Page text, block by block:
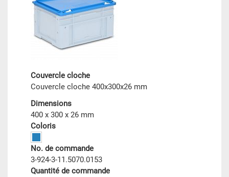
Couvercle cloche
Couvercle cloche 400x300x26 mm
Dimensions
400 x 300 x 26 mm
Coloris
No. de commande
3-924-3-11.5070.0153
Quantité de commande